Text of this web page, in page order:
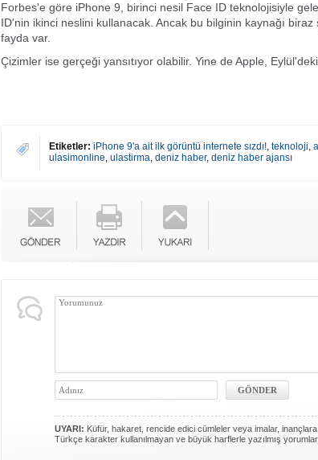
Forbes'e göre iPhone 9, birinci nesil Face ID teknolojisiyle
ID'nin ikinci neslini kullanacak. Ancak bu bilginin kaynağı
fayda var.
Çizimler ise gerçeği yansıtıyor olabilir. Yine de Apple,
Etiketler: iPhone 9'a ait ilk görüntü internete sızdı!, teknoloji,
ulasimonline, ulastirma, deniz haber, deniz haber ajansı
UYARI: Küfür, hakaret, rencide edici cümleler veya imalar, inançlara
Türkçe karakter kullanılmayan ve büyük harflerle yazılmış